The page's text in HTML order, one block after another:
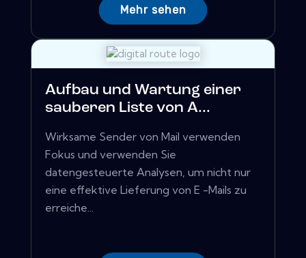
Mehr sehen
Aufbau und Wartung einer
sauberen Liste von A...
Wirksame Sender von Mail verwenden
Fokus und verwenden Sie
datengesteuerte Analysen, um nicht nur
eine effektive Lieferung von E -Mails zu
erreiche...